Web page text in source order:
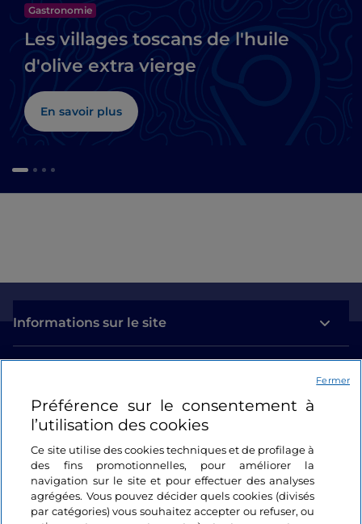
Gastronomie
Les villages toscans de l'huile
d'olive extra vierge
En savoir plus
Informations sur le site
Se connecter
Suivez-nous
Préférence sur le consentement à
l’utilisation des cookies
Ce site utilise des cookies techniques et de profilage à
des fins promotionnelles, pour améliorer la
navigation sur le site et pour effectuer des analyses
agrégées. Vous pouvez décider quels cookies (divisés
par catégories) vous souhaitez accepter ou refuser, ou
Fermer